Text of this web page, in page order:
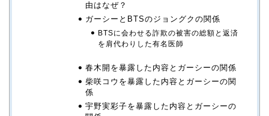
由はなぜ？
ガーシーとBTSのジョングクの関係
BTSに会わせる詐欺の被害の総額と返済
を肩代わりした有名医師
春木開を暴露した内容とガーシーの関係
柴咲コウを暴露した内容とガーシーの関
係
宇野実彩子を暴露した内容とガーシーの